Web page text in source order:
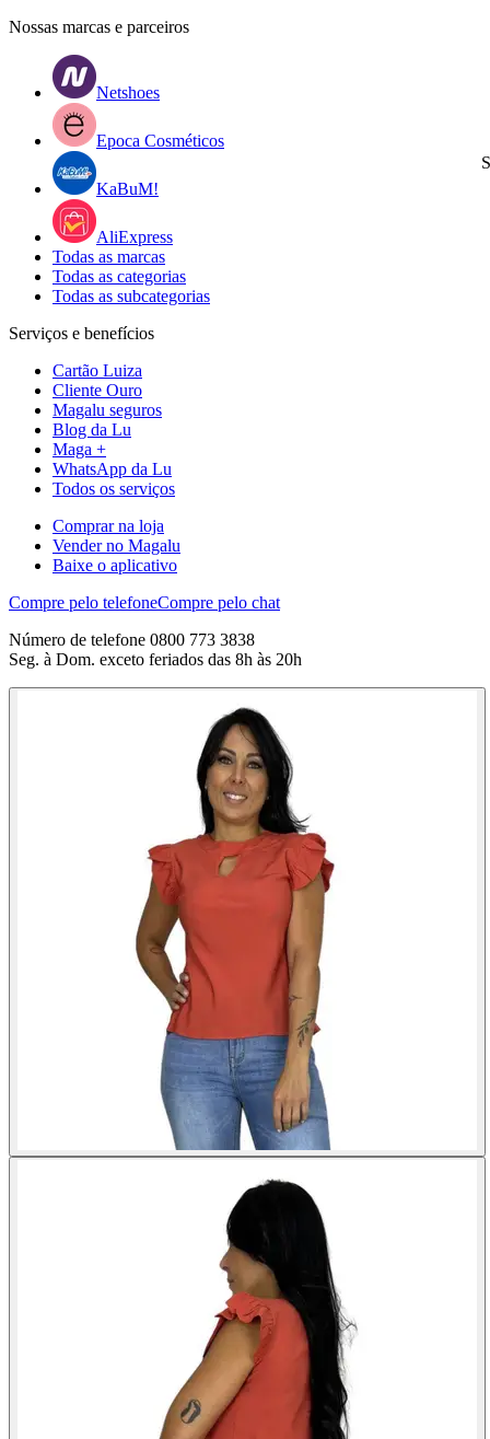
Nossas marcas e parceiros
Netshoes
Epoca Cosméticos
KaBuM!
AliExpress
Todas as marcas
Todas as categorias
Todas as subcategorias
Serviços e benefícios
Cartão Luiza
Cliente Ouro
Magalu seguros
Blog da Lu
Maga +
WhatsApp da Lu
Todos os serviços
Comprar na loja
Vender no Magalu
Baixe o aplicativo
Compre pelo telefoneCompre pelo chat
Número de telefone 0800 773 3838
Seg. à Dom. exceto feriados das 8h às 20h